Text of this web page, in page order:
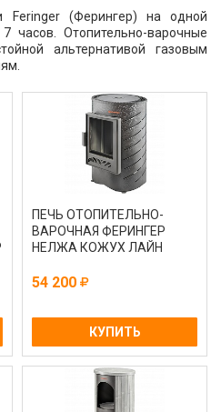
ПЕЧЬ ОТОПИТЕЛЬНО-
ВАРОЧНАЯ ФЕРИНГЕР
НЕЛЖА КОЖУХ ЛАЙН
54 200
КУПИТЬ
Feringer (Ферингер) на одной
часов. Отопительно-варочные
альтернативой газовым